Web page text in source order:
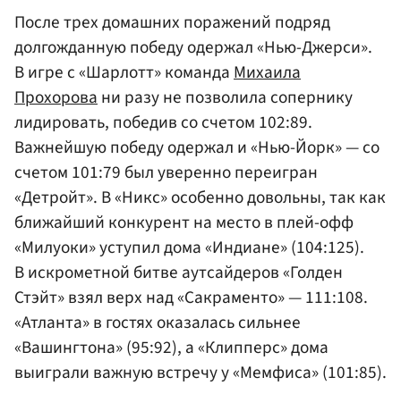
После трех домашних поражений подряд
долгожданную победу одержал «Нью-Джерси».
В игре с «Шарлотт» командаМихаила
Прохоровани разу не позволила сопернику
лидировать, победив со счетом 102:89.
Важнейшую победу одержал и «Нью-Йорк» — со
счетом 101:79 был уверенно переигран
«Детройт». В «Никс» особенно довольны, так как
ближайший конкурент на место в плей-офф
«Милуоки» уступил дома «Индиане» (104:125).
В искрометной битве аутсайдеров «Голден
Стэйт» взял верх над «Сакраменто» — 111:108.
«Атланта» в гостях оказалась сильнее
«Вашингтона» (95:92), а «Клипперс» дома
выиграли важную встречу у «Мемфиса» (101:85).